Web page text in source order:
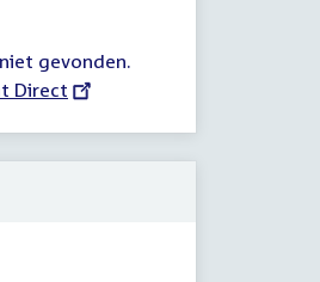
gevonden.
Direct